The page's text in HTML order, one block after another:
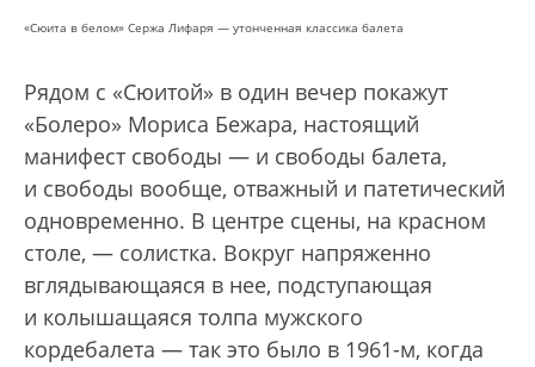
«Сюита в белом» Сержа Лифаря — утонченная классика балета
Рядом с «Сюитой» в один вечер покажут
«Болеро» Мориса Бежара, настоящий
манифест свободы — и свободы балета,
и свободы вообще, отважный и патетический
одновременно. В центре сцены, на красном
столе, — солистка. Вокруг напряженно
вглядывающаяся в нее, подступающая
и колышащаяся толпа мужского
кордебалета — так это было в 1961-м, когда